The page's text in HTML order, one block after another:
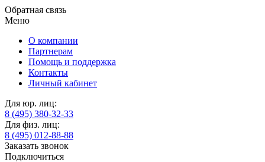
Обратная связь
Меню
О компании
Партнерам
Помощь и поддержка
Контакты
Личный кабинет
Для юр. лиц:
8 (495) 380-32-33
Для физ. лиц:
8 (495) 012-88-88
Заказать звонок
Подключиться